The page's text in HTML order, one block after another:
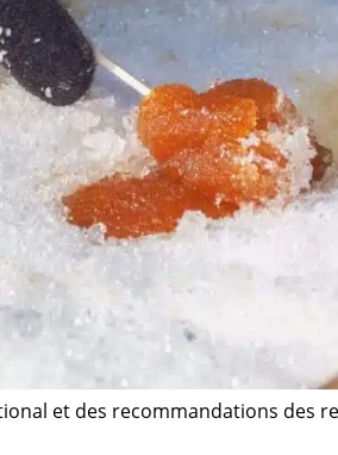
et des recommandations des